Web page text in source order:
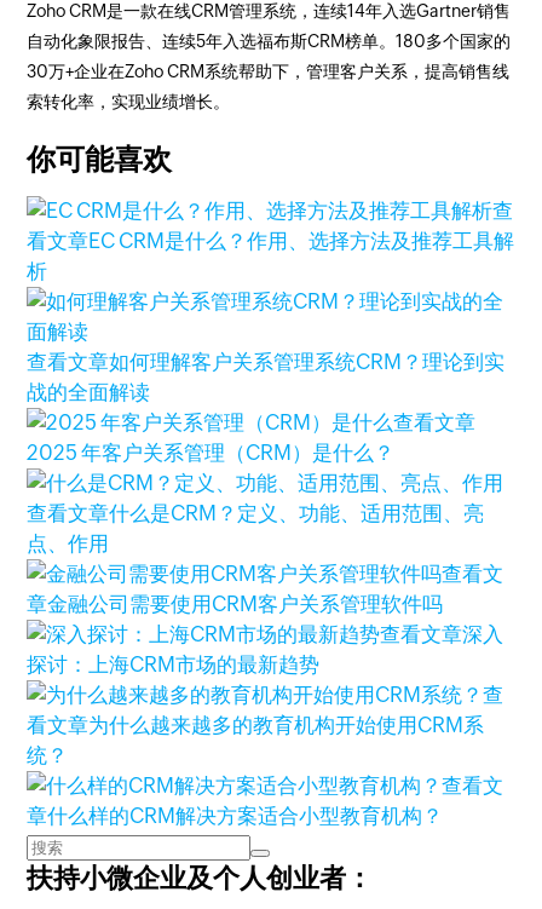
Zoho CRM是一款在线CRM管理系统，连续14年入选Gartner销售
自动化象限报告、连续5年入选福布斯CRM榜单。180多个国家的
30万+企业在Zoho CRM系统帮助下，管理客户关系，提高销售线
索转化率，实现业绩增长。
你可能喜欢
查
看文章EC CRM是什么？作用、选择方法及推荐工具解
析
查看文章如何理解客户关系管理系统CRM？理论到实
战的全面解读
查看文章
2025 年客户关系管理（CRM）是什么？
查看文章什么是CRM？定义、功能、适用范围、亮
点、作用
查看文
章金融公司需要使用CRM客户关系管理软件吗
查看文章深入
探讨：上海CRM市场的最新趋势
查
看文章为什么越来越多的教育机构开始使用CRM系
统？
查看文
章什么样的CRM解决方案适合小型教育机构？
扶持小微企业及个人创业者：